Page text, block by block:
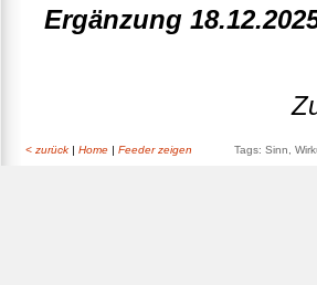
Ergänzung
< zurück | Home | Feeder zeigen Tags: Sinn,